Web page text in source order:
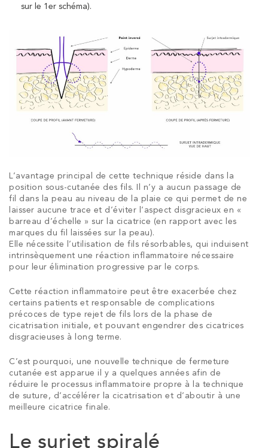
sur le 1er schéma).
L’avantage principal de cette technique réside dans la
position sous-cutanée des fils. Il n’y a aucun passage de
fil dans la peau au niveau de la plaie ce qui permet de ne
laisser aucune trace et d’éviter l’aspect disgracieux en «
barreau d’échelle » sur la cicatrice (en rapport avec les
marques du fil laissées sur la peau).
Elle nécessite l’utilisation de fils résorbables, qui induisent
intrinsèquement une réaction inflammatoire nécessaire
pour leur élimination progressive par le corps.
Cette réaction inflammatoire peut être exacerbée chez
certains patients et responsable de complications
précoces de type rejet de fils lors de la phase de
cicatrisation initiale, et pouvant engendrer des cicatrices
disgracieuses à long terme.
C’est pourquoi, une nouvelle technique de fermeture
cutanée est apparue il y a quelques années afin de
réduire le processus inflammatoire propre à la technique
de suture, d’accélérer la cicatrisation et d’aboutir à une
meilleure cicatrice finale.
Le surjet spiralé